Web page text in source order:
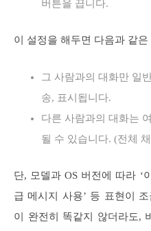
버튼을 끕니다.
이 설정을 해두면 다음과 같
그 사람과의 대화만 일
송, 표시됩니다.
다른 사람과의 대화는
될 수 있습니다. (전체
단, 모델과 OS 버전에 따라 ‘
급 메시지 사용’ 등 표현이
이 완전히 똑같지 않더라도,